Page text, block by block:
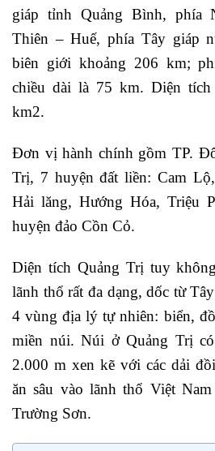
giáp tỉnh Quảng Bình, phía
Thiên – Huế, phía Tây giáp
biên giới khoảng 206 km;
chiều dài là 75 km. Diện
km2.
Đơn vị hành chính gồm TP.
Trị, 7 huyện đất liền: Cam
Hải lăng, Hướng Hóa, Triệu
huyện đảo Cồn Cỏ.
Diện tích Quảng Trị tuy
lãnh thổ rất đa dạng, dốc từ
4 vùng địa lý tự nhiên: biển,
miền núi. Núi ở Quảng Trị
2.000 m xen kẽ với các dải
ăn sâu vào lãnh thổ Việt
Trường Sơn.